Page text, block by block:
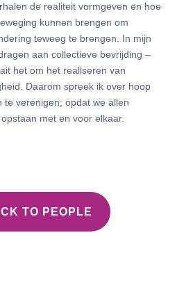
de realiteit vormgeven en hoe
kunnen brengen om
teweeg te brengen. In mijn
aan collectieve bevrijding –
het om het realiseren van
Daarom spreek ik over hoop
te verenigen; opdat we allen
met en voor elkaar.
TO PEOPLE